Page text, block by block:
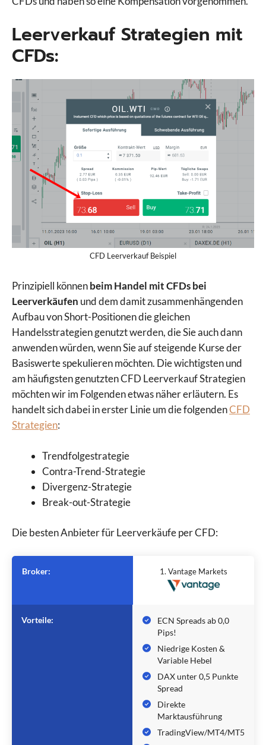
Leerverkauf Strategien mit
CFDs:
CFD Leerverkauf Beispiel
Prinzipiell könnenbeim Handel mit CFDs bei
Leerverkäufen und dem damit zusammenhängenden
Aufbau von Short-Positionen die gleichen
Handelsstrategien genutzt werden, die Sie auch dann
anwenden würden, wenn Sie auf steigende Kurse der
Basiswerte spekulieren möchten. Die wichtigsten und
am häufigsten genutzten CFD Leerverkauf Strategien
möchten wir im Folgenden etwas näher erläutern. Es
handelt sich dabei in erster Linie um die folgendenCFD
Strategien:
Trendfolgestrategie
Contra-Trend-Strategie
Divergenz-Strategie
Break-out-Strategie
Die besten Anbieter für Leerverkäufe per CFD:
Broker: 1. Vantage Markets
Vorteile:
ECN Spreads ab 0,0
Pips!
Niedrige Kosten &
Variable Hebel
DAX unter 0,5 Punkte
Spread
Direkte
Marktausführung
TradingView/MT4/MT5